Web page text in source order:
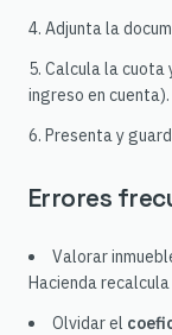
Adjunta la
Calcula la cuota
ingreso en cuenta).
Presenta y
Errores
Valorar
Hacienda recalcula
Olvidar el